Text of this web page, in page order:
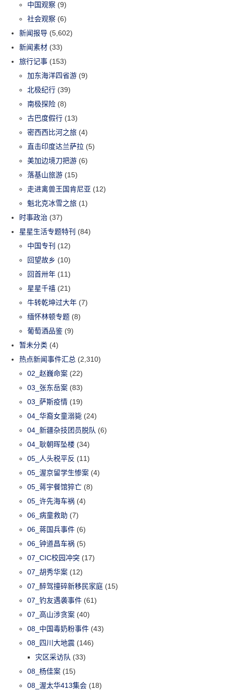
中国观察 (9)
社会观察 (6)
新闻报导 (5,602)
新闻素材 (33)
旅行记事 (153)
加东海洋四省游 (9)
北极纪行 (39)
南极探险 (8)
古巴度假行 (13)
密西西比河之旅 (4)
直击印度达兰萨拉 (5)
美加边境刀把游 (6)
落基山旅游 (15)
走进禽兽王国肯尼亚 (12)
魁北克冰雪之旅 (1)
时事政治 (37)
星星生活专题特刊 (84)
中国专刊 (12)
回望故乡 (10)
回首卅年 (11)
星星千禧 (21)
牛转乾坤过大年 (7)
缅怀林顿专题 (8)
葡萄酒品鉴 (9)
暂未分类 (4)
热点新闻事件汇总 (2,310)
02_赵巍命案 (22)
03_张东岳案 (83)
03_萨斯疫情 (19)
04_华裔女童溺毙 (24)
04_新疆杂技团员脱队 (6)
04_耿朝晖坠楼 (34)
05_人头税平反 (11)
05_渥京留学生惨案 (4)
05_蒋宇餐馆猝亡 (8)
05_许先海车祸 (4)
06_病童救助 (7)
06_蒋国兵事件 (6)
06_钟道昌车祸 (5)
07_CIC校园冲突 (17)
07_胡秀华案 (12)
07_醉驾撞碎新移民家庭 (15)
07_钓友遇袭事件 (61)
07_高山涉贪案 (40)
08_中国毒奶粉事件 (43)
08_四川大地震 (146)
灾区采访队 (33)
08_杨佳案 (15)
08_渥太华413集会 (18)